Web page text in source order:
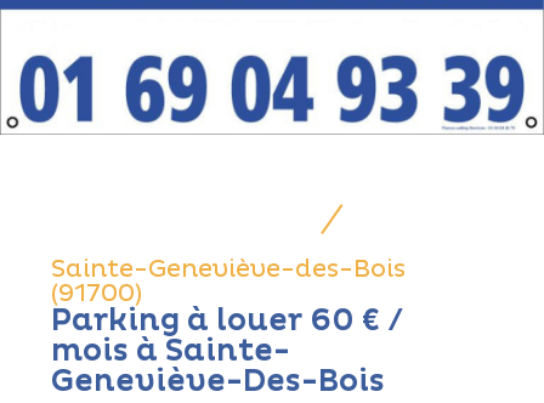
Sainte-Geneviève-des-Bois
(91700)
Parking à louer 60 € /
mois à Sainte-
Geneviève-Des-Bois